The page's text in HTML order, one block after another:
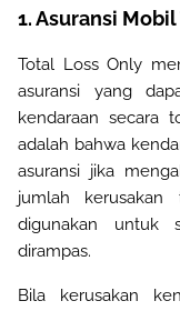
1. Asuransi
Total Loss Only
asuransi yang
kendaraan secara
adalah bahwa
asuransi jika
jumlah kerusakan
digunakan untuk
dirampas.
Bila kerusakan